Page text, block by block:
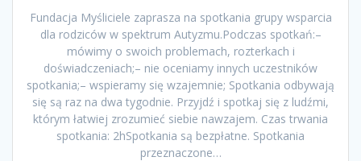
Fundacja Myśliciele zaprasza na spotkania grupy wsparcia
dla rodziców w spektrum Autyzmu.Podczas spotkań:–
mówimy o swoich problemach, rozterkach i
doświadczeniach;– nie oceniamy innych uczestników
spotkania;– wspieramy się wzajemnie; Spotkania odbywają
się są raz na dwa tygodnie. Przyjdź i spotkaj się z ludźmi,
którym łatwiej zrozumieć siebie nawzajem. Czas trwania
spotkania: 2hSpotkania są bezpłatne. Spotkania
przeznaczone…